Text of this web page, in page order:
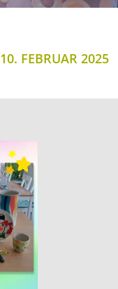
10. FEBRUAR 2025